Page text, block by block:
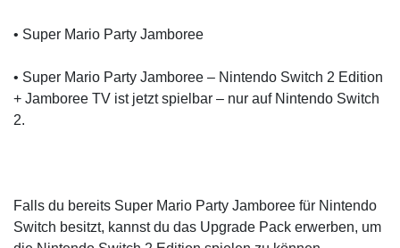
• Super Mario Party Jamboree
• Super Mario Party Jamboree – Nintendo Switch 2 Edition
+ Jamboree TV ist jetzt spielbar – nur auf Nintendo Switch
2.
Falls du bereits Super Mario Party Jamboree für Nintendo
Switch besitzt, kannst du das Upgrade Pack erwerben, um